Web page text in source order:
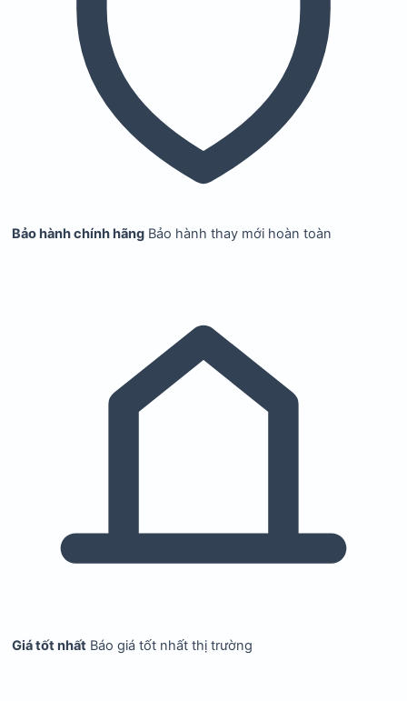
Bảo hành chính hãng Bảo hành thay mới hoàn toàn
Giá tốt nhất Báo giá tốt nhất thị trường